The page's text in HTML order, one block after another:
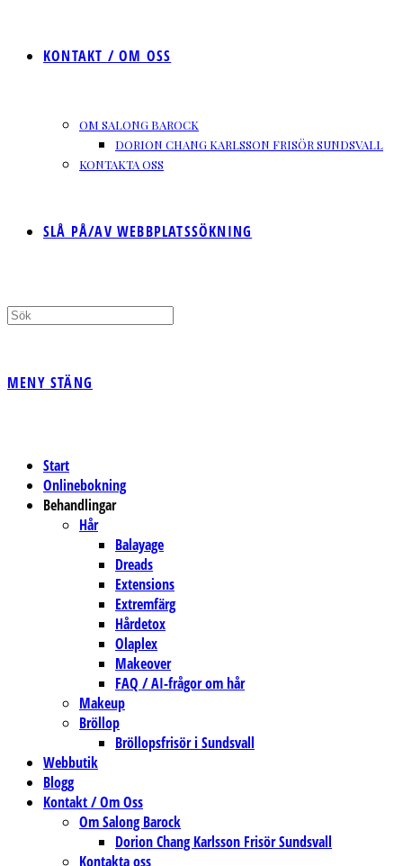
KONTAKT / OM OSS
OM SALONG BAROCK
DORION CHANG KARLSSON FRISÖR SUNDSVALL
KONTAKTA OSS
SLÅ PÅ/AV WEBBPLATSSÖKNING
MENY STÄNG
Start
Onlinebokning
Behandlingar
Hår
Balayage
Dreads
Extensions
Extremfärg
Hårdetox
Olaplex
Makeover
FAQ / AI-frågor om hår
Makeup
Bröllop
Bröllopsfrisör i Sundsvall
Webbutik
Blogg
Kontakt / Om Oss
Om Salong Barock
Dorion Chang Karlsson Frisör Sundsvall
Kontakta oss